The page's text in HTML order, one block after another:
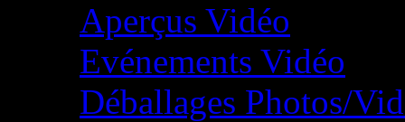
Aperçus Vidéo
Evénements Vidéo
Déballages Photos/